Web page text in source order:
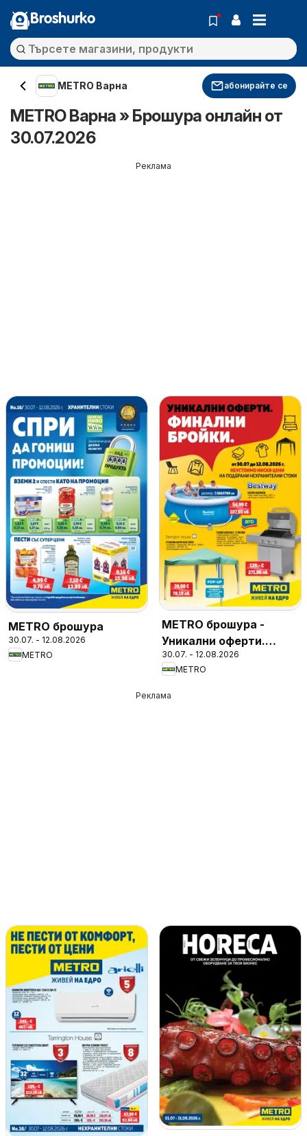
Broshurko
METRO Варна абонирайте се
METRO Варна » Брошура онлайн от
30.07.2026
Реклама
METRO брошура
30.07. - 12.08.2026
METRO
METRO брошура -
Уникални оферти.
Финални бройки
30.07. - 12.08.2026
METRO
Реклама